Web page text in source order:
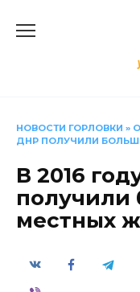
НОВОСТИ ГОРЛОВКИ »
ДНР ПОЛУЧИЛИ
В 2016
получили
местных